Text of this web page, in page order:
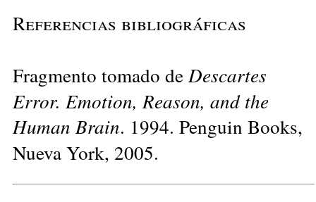
Referencias bibliográficas
Fragmento tomado deDescartes
Error. Emotion, Reason, and the
Human Brain. 1994. Penguin Books,
Nueva York, 2005.